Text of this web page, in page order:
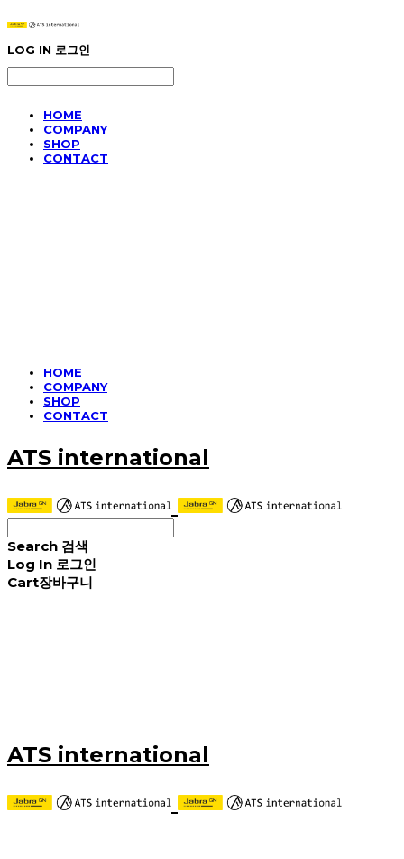
LOG IN 로그인
HOME
COMPANY
SHOP
CONTACT
HOME
COMPANY
SHOP
CONTACT
ATS international
Search 검색
Log In 로그인
Cart장바구니
ATS international